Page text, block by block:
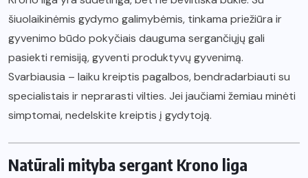
šiuolaikinėmis gydymo galimybėmis, tinkama priežiūra ir
gyvenimo būdo pokyčiais dauguma sergančiųjų gali
pasiekti remisiją, gyventi produktyvų gyvenimą.
Svarbiausia – laiku kreiptis pagalbos, bendradarbiauti su
specialistais ir neprarasti vilties. Jei jaučiami žemiau minėti
simptomai, nedelskite kreiptis į gydytoją.
Natūrali mityba sergant Krono liga